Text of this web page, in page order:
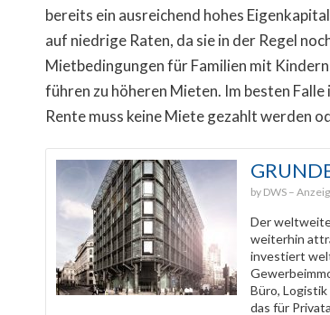
bereits ein ausreichend hohes
auf niedrige Raten, da sie in der Regel
Mietbedingungen für Familien mit
führen zu höheren Mieten. Im besten
Rente muss keine Miete gezahlt werden
DWS
Der
weiterhin
investiert
Büro, Logistik
das für